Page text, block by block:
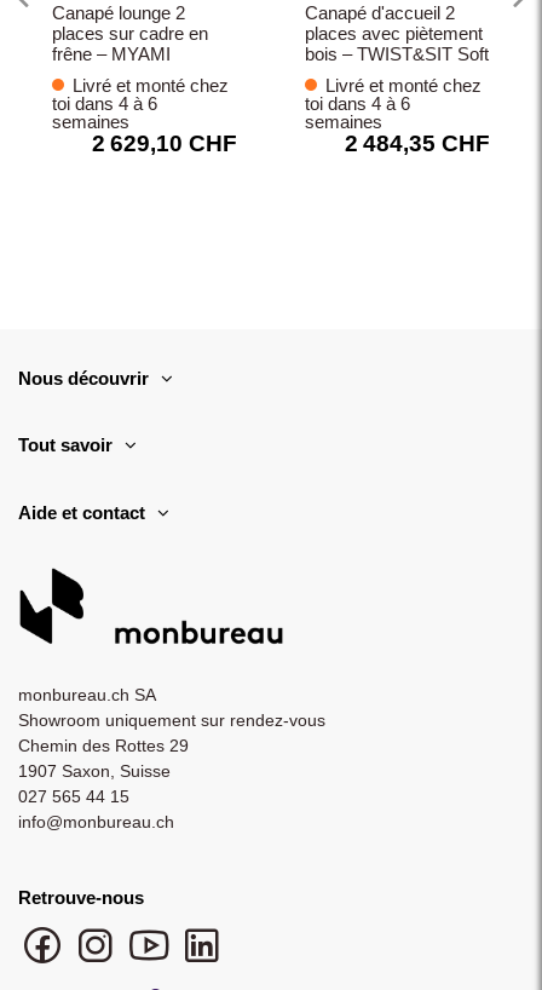
Canapé lounge 2
places sur cadre en
frêne – MYAMI
Livré et monté chez
toi dans 4 à 6
semaines
2 629,10 CHF
Canapé d'accueil 2
places avec piètement
bois – TWIST&SIT Soft
Livré et monté chez
toi dans 4 à 6
semaines
2 484,35 CHF
Nous découvrir
Tout savoir
Aide et contact
monbureau.ch SA
Showroom uniquement sur rendez-vous
Chemin des Rottes 29
1907 Saxon, Suisse
027 565 44 15
info@monbureau.ch
Retrouve-nous
Facebook monbureau
Instagram monbureau
YouTube monbureau